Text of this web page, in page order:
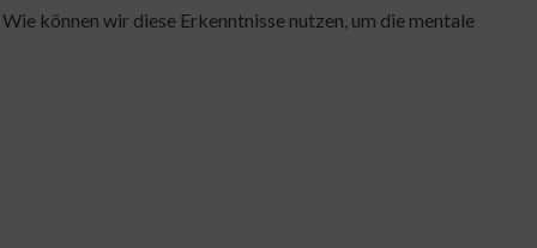
können wir diese Erkenntnisse nutzen, um die mentale